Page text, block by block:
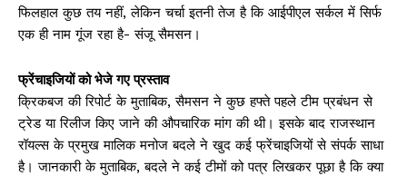
फिलहाल कुछ तय नहीं, लेकिन चर्चा इतनी तेज है कि आईपीएल सर्कल में सिर्फ
एक ही नाम गूंज रहा है- संजू सैमसन।
फ्रेंचाइजियों को भेजे गए प्रस्ताव
क्रिकबज की रिपोर्ट के मुताबिक, सैमसन ने कुछ हफ्ते पहले टीम प्रबंधन से
ट्रेड या रिलीज किए जाने की औपचारिक मांग की थी। इसके बाद राजस्थान
रॉयल्स के प्रमुख मालिक मनोज बदले ने खुद कई फ्रेंचाइजियों से संपर्क साधा
है। जानकारी के मुताबिक, बदले ने कई टीमों को पत्र लिखकर पूछा है कि क्या